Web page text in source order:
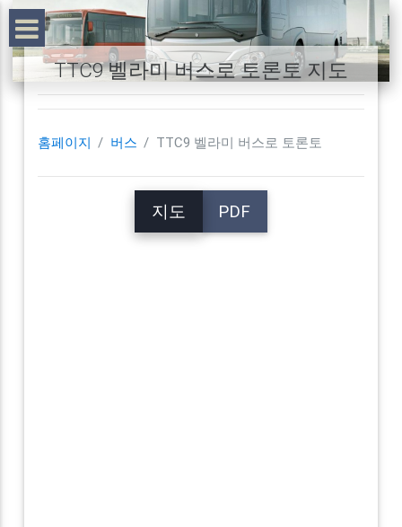
TTC9 벨라미 버스로 토론토 지도
홈페이지 버스 TTC9 벨라미 버스로 토론토
지도 PDF